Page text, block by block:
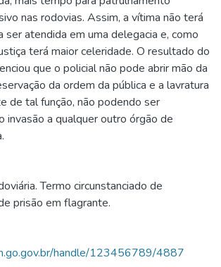
nas rodovias. Assim, a vítima não terá
ser atendida em uma delegacia e, como
terá maior celeridade. O resultado do
que o policial não pode abrir mão da
da ordem da pública e a lavratura
de tal função, não podendo ser
invasão a qualquer outro órgão de
Termo circunstanciado de
prisão em flagrante.
handle/123456789/4887